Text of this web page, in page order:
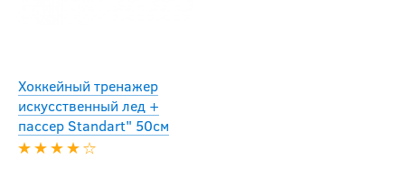
Хоккейный тренажер
искусственный лед +
пассер Standart" 50cм